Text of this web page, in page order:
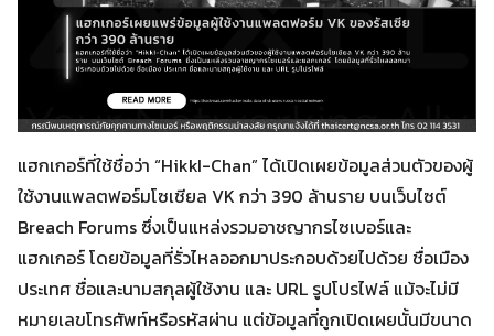
แฮกเกอร์ที่ใช้ชื่อว่า “HikkI-Chan” ได้เปิดเผยข้อมูลส่วนตัวของผู้
ใช้งานแพลตฟอร์มโซเชียล VK กว่า 390 ล้านราย บนเว็บไซต์
Breach Forums ซึ่งเป็นแหล่งรวมอาชญากรไซเบอร์และ
แฮกเกอร์ โดยข้อมูลที่รั่วไหลออกมาประกอบด้วยไปด้วย ชื่อเมือง
ประเทศ ชื่อและนามสกุลผู้ใช้งาน และ URL รูปโปรไฟล์ แม้จะไม่มี
หมายเลขโทรศัพท์หรือรหัสผ่าน แต่ข้อมูลที่ถูกเปิดเผยนั้นมีขนาด